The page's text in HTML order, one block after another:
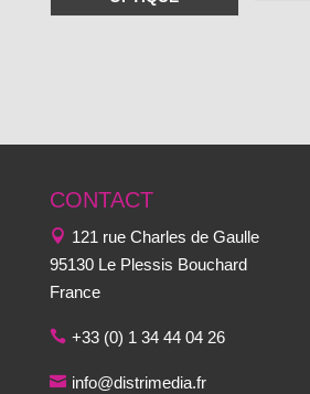
CONTACT
121 rue Charles de Gaulle
95130 Le Plessis Bouchard
France
+33 (0) 1 34 44 04 26
info@distrimedia.fr